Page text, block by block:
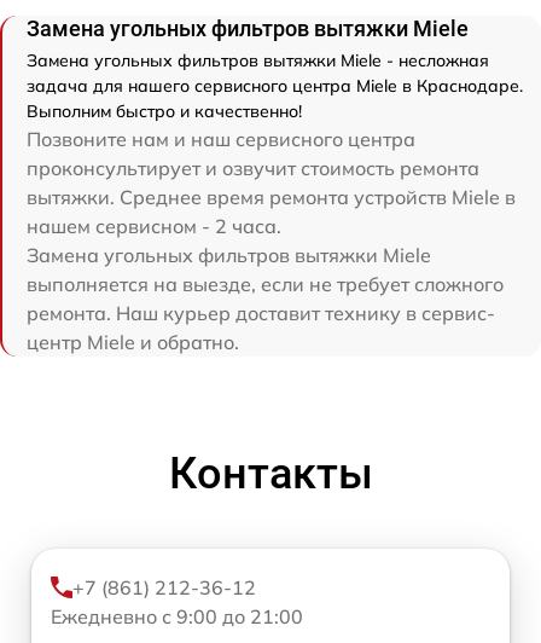
Замена угольных фильтров вытяжки Miele
Замена угольных фильтров вытяжки Miele - несложная
задача для нашего сервисного центра Miele в Краснодаре.
Выполним быстро и качественно!
Позвоните нам и наш сервисного центра
проконсультирует и озвучит стоимость ремонта
вытяжки. Среднее время ремонта устройств Miele в
нашем сервисном - 2 часа.
Замена угольных фильтров вытяжки Miele
выполняется на выезде, если не требует сложного
ремонта. Наш курьер доставит технику в сервис-
центр Miele и обратно.
Контакты
+7 (861) 212-36-12
Ежедневно с 9:00 до 21:00